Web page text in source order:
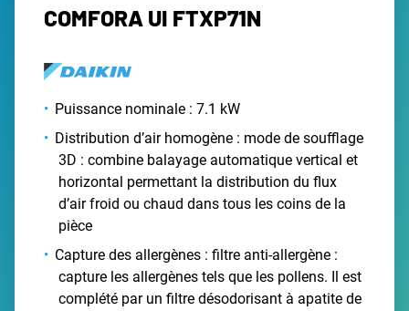
COMFORA UI FTXP71N
Puissance nominale : 7.1 kW
Distribution d’air homogène : mode de soufflage
3D : combine balayage automatique vertical et
horizontal permettant la distribution du flux
d’air froid ou chaud dans tous les coins de la
pièce
Capture des allergènes : filtre anti-allergène :
capture les allergènes tels que les pollens. Il est
complété par un filtre désodorisant à apatite de